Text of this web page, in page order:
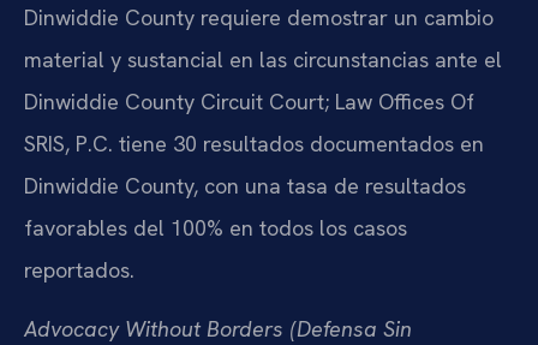
Dinwiddie County requiere demostrar un cambio
material y sustancial en las circunstancias ante el
Dinwiddie County Circuit Court; Law Offices Of
SRIS, P.C. tiene 30 resultados documentados en
Dinwiddie County, con una tasa de resultados
favorables del 100% en todos los casos
reportados.
Advocacy Without Borders (Defensa Sin